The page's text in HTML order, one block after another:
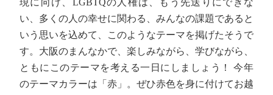
現に向け、LGBTQの人権は、もう先送りにできな
い、多くの人の幸せに関わる、みんなの課題であると
いう思いを込めて、このようなテーマを掲げたそうで
す。大阪のまんなかで、楽しみながら、学びながら、
ともにこのテーマを考える一日にしましょう！ 今年
のテーマカラーは「赤」。ぜひ赤色を身に付けてお越